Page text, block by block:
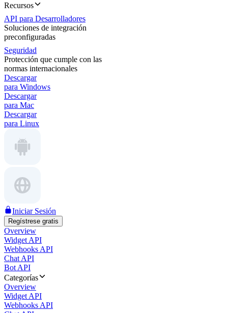
Recursos
API para Desarrolladores
Soluciones de integración
preconfiguradas
Seguridad
Protección que cumple con las
normas internacionales
Descargar
para Windows
Descargar
para Mac
Descargar
para Linux
Iniciar Sesión
Regístrese gratis
Overview
Widget API
Webhooks API
Chat API
Bot API
Categorías
Overview
Widget API
Webhooks API